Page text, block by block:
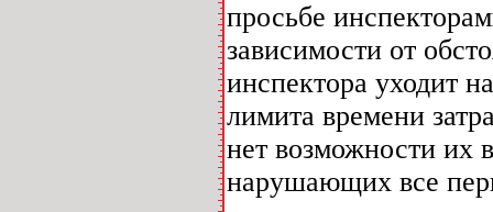
просьбе
зависимости от
инспектора уходит
лимита времени
нет возможности их
нарушающих все